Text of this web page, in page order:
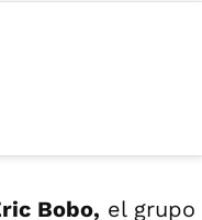
Bobo, el grupo